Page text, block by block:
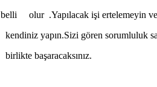
belli olur .Yapılacak işi ertelemeyin
kendiniz yapın.Sizi gören sorumluluk
birlikte başaracaksınız.